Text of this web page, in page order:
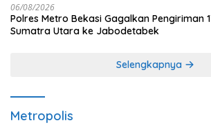
06/08/2026
Polres Metro Bekasi Gagalkan Pengiriman
Sumatra Utara ke Jabodetabek
Selengkapnya
Metropolis